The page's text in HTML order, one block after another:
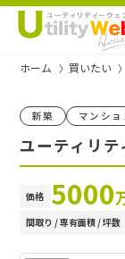
ホーム 買いたい
新築 マンショ
ユーティリ
価格 5000
間取り / 専有面積 / 坪数